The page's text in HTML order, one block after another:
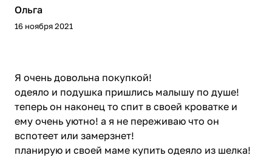
Ольга
16 ноября 2021
Я очень довольна покупкой!
одеяло и подушка пришлись малышу по душе!
теперь он наконец то спит в своей кроватке и
ему очень уютно! а я не переживаю что он
вспотеет или замерзнет!
планирую и своей маме купить одеяло из шелка!